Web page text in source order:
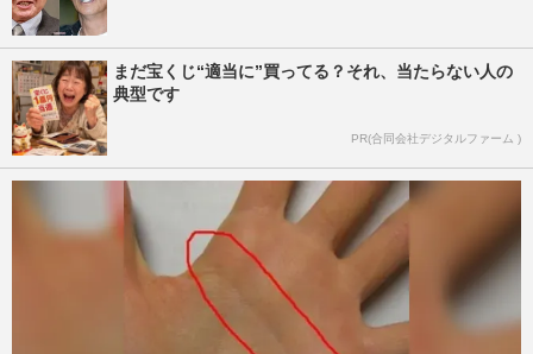
まだ宝くじ“適当に”買ってる？それ、当たらない人の
典型です
PR(合同会社デジタルファーム )